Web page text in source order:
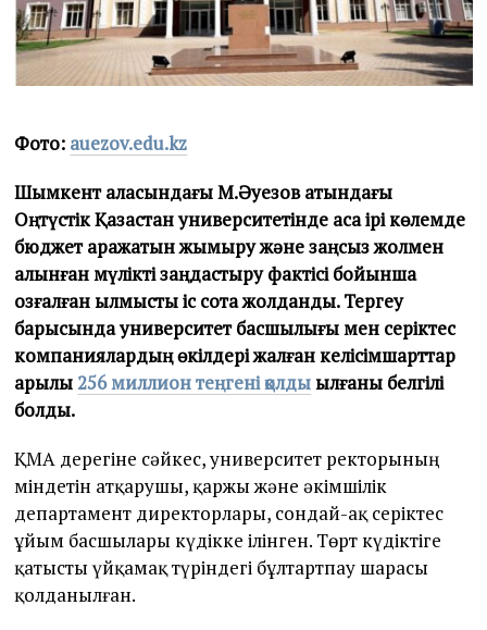
Фото: auezov.edu.kz
Шымкент қаласындағы М.Әуезов атындағы
Оңтүстік Қазақстан университетінде аса ірі көлемде
бюджет қаражатын жымқыру және заңсыз жолмен
алынған мүлікті заңдастыру фактісі бойынша
қозғалған қылмыстық іс сотқа жолданды.Тергеу
барысында университет басшылығы мен серіктес
компаниялардың өкілдері жалған келісімшарттар
арқылы256 миллион теңгені қолдықылғаны белгілі
болды.
ҚМА дерегіне сәйкес, университет ректорының
міндетін атқарушы, қаржы және әкімшілік
департамент директорлары, сондай-ақ серіктес
ұйым басшылары күдікке ілінген. Төрт күдіктіге
қатысты үйқамақ түріндегі бұлтартпау шарасы
қолданылған.